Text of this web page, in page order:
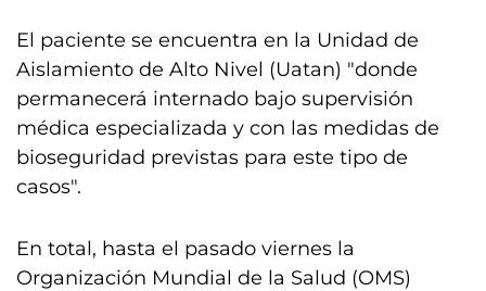
El paciente se encuentra en la Unidad de
Aislamiento de Alto Nivel (Uatan) "donde
permanecerá internado bajo supervisión
médica especializada y con las medidas de
bioseguridad previstas para este tipo de
casos".
En total, hasta el pasado viernes la
Organización Mundial de la Salud (OMS)